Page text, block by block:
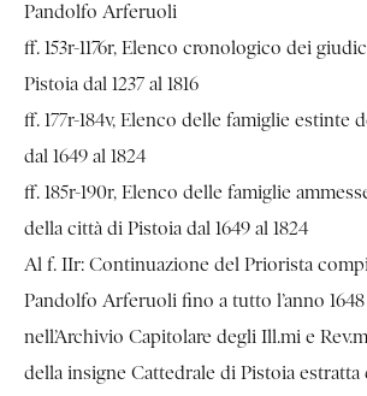
Pandolfo Arferuoli
ff. 153r-1176r, Elenco cronologico dei
Pistoia dal 1237 al 1816
ff. 177r-184v, Elenco delle famiglie estinte
dal 1649 al 1824
ff. 185r-190r, Elenco delle famiglie
della città di Pistoia dal 1649 al 1824
Al f. IIr: Continuazione del Priorista
Pandolfo Arferuoli fino a tutto l’anno
nell’Archivio Capitolare degli Ill.mi e
della insigne Cattedrale di Pistoia